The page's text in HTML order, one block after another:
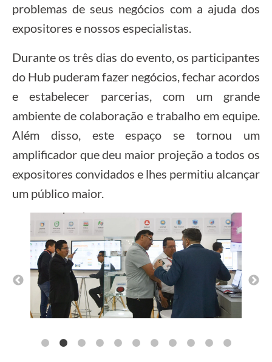
problemas de seus negócios com a ajuda dos
expositores e nossos especialistas.
Durante os três dias do evento, os participantes
do Hub puderam fazer negócios, fechar acordos
e estabelecer parcerias, com um grande
ambiente de colaboração e trabalho em equipe.
Além disso, este espaço se tornou um
amplificador que deu maior projeção a todos os
expositores convidados e lhes permitiu alcançar
um público maior.